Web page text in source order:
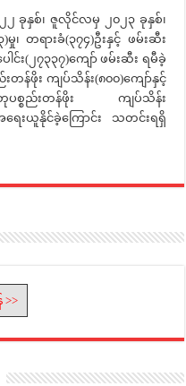
နှစ်၊ ဇူလိုင်လမှ ၂၀၂၃ ခုနှစ်၊
၊ တရားခံ(၃၇၄)ဦးနှင့် ဖမ်းဆီး
ါင်း(၂၇၃၃၇)ကျော် ဖမ်းဆီး ရမီခဲ့
တန်ဖိုး ကျပ်သိန်း(၈၀၀)ကျော်နှင့်
ပစ္စည်းတန်ဖိုး ကျပ်သိန်း
ရေးယူနိုင်ခဲ့ကြောင်း သတင်းရရှိ
>>